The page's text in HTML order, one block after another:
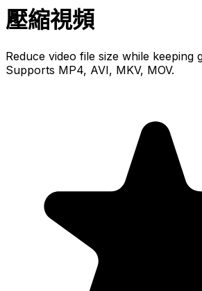
壓縮視頻
Reduce video file size while keeping
Supports MP4, AVI, MKV, MOV.